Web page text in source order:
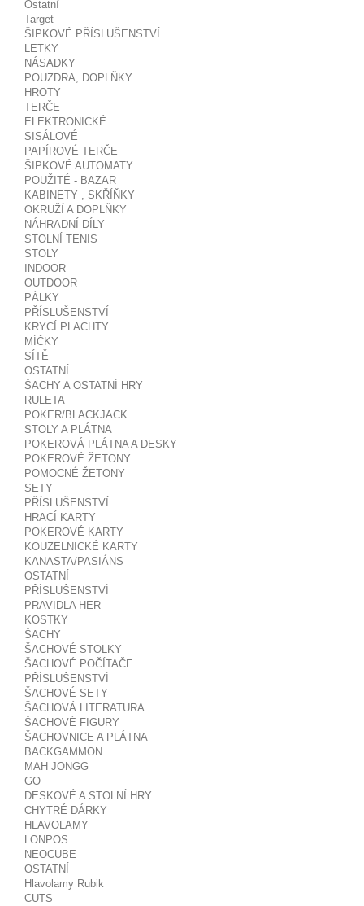
Ostatní
Target
ŠIPKOVÉ PŘÍSLUŠENSTVÍ
LETKY
NÁSADKY
POUZDRA, DOPLŇKY
HROTY
TERČE
ELEKTRONICKÉ
SISÁLOVÉ
PAPÍROVÉ TERČE
ŠIPKOVÉ AUTOMATY
POUŽITÉ - BAZAR
KABINETY , SKŘÍŇKY
OKRUŽÍ A DOPLŇKY
NÁHRADNÍ DÍLY
STOLNÍ TENIS
STOLY
INDOOR
OUTDOOR
PÁLKY
PŘÍSLUŠENSTVÍ
KRYCÍ PLACHTY
MÍČKY
SÍTĚ
OSTATNÍ
ŠACHY A OSTATNÍ HRY
RULETA
POKER/BLACKJACK
STOLY A PLÁTNA
POKEROVÁ PLÁTNA A DESKY
POKEROVÉ ŽETONY
POMOCNÉ ŽETONY
SETY
PŘÍSLUŠENSTVÍ
HRACÍ KARTY
POKEROVÉ KARTY
KOUZELNICKÉ KARTY
KANASTA/PASIÁNS
OSTATNÍ
PŘÍSLUŠENSTVÍ
PRAVIDLA HER
KOSTKY
ŠACHY
ŠACHOVÉ STOLKY
ŠACHOVÉ POČÍTAČE
PŘÍSLUŠENSTVÍ
ŠACHOVÉ SETY
ŠACHOVÁ LITERATURA
ŠACHOVÉ FIGURY
ŠACHOVNICE A PLÁTNA
BACKGAMMON
MAH JONGG
GO
DESKOVÉ A STOLNÍ HRY
CHYTRÉ DÁRKY
HLAVOLAMY
LONPOS
NEOCUBE
OSTATNÍ
Hlavolamy Rubik
CUTS